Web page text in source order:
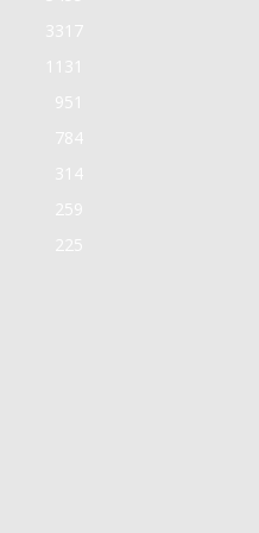
3317
1131
951
784
314
259
225